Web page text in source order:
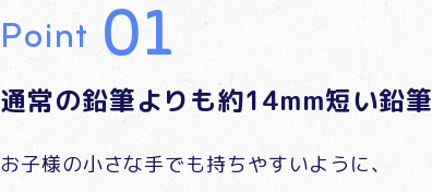
Point
通常の鉛筆よりも約14mm短い鉛筆
お子様の小さな手でも持ちやすいように、